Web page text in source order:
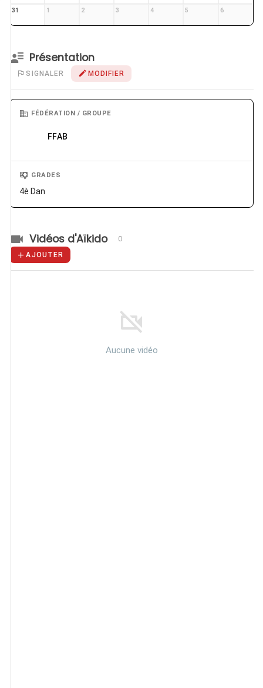
31 1 2 3 4 5 6
Présentation
SIGNALER MODIFIER
FÉDÉRATION / GROUPE
FFAB
GRADES
4è Dan
Vidéos d'Aïkido 0
AJOUTER
Aucune vidéo